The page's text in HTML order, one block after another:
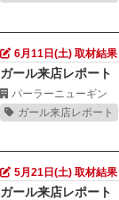
6月11日(土) 取材結果
ガール来店レポート
パーラーニューギン
ガール来店レポート
5月21日(土) 取材結果
ガール来店レポート